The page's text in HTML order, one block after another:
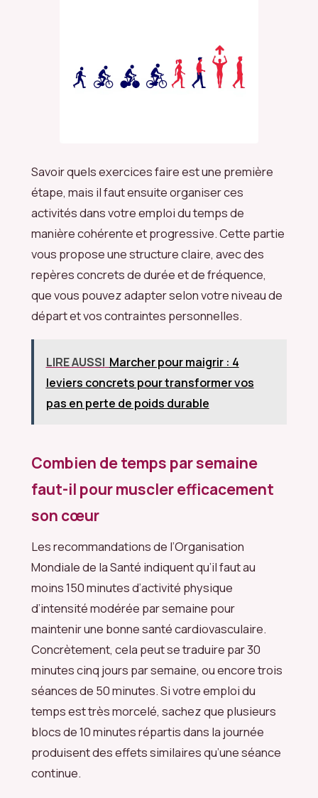
Savoir quels exercices faire est une première
étape, mais il faut ensuite organiser ces
activités dans votre emploi du temps de
manière cohérente et progressive. Cette partie
vous propose une structure claire, avec des
repères concrets de durée et de fréquence,
que vous pouvez adapter selon votre niveau de
départ et vos contraintes personnelles.
LIRE AUSSI Marcher pour maigrir : 4
leviers concrets pour transformer vos
pas en perte de poids durable
Combien de temps par semaine
faut-il pour muscler efficacement
son cœur
Les recommandations de l’Organisation
Mondiale de la Santé indiquent qu’il faut au
moins 150 minutes d’activité physique
d’intensité modérée par semaine pour
maintenir une bonne santé cardiovasculaire.
Concrètement, cela peut se traduire par 30
minutes cinq jours par semaine, ou encore trois
séances de 50 minutes. Si votre emploi du
temps est très morcelé, sachez que plusieurs
blocs de 10 minutes répartis dans la journée
produisent des effets similaires qu’une séance
continue.